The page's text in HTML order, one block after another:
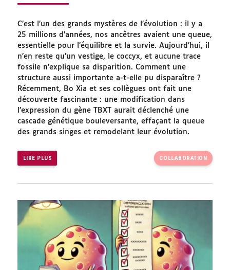
C’est l’un des grands mystères de l’évolution : il y a
25 millions d’années, nos ancêtres avaient une queue,
essentielle pour l’équilibre et la survie. Aujourd’hui, il
n’en reste qu’un vestige, le coccyx, et aucune trace
fossile n’explique sa disparition. Comment une
structure aussi importante a-t-elle pu disparaître ?
Récemment, Bo Xia et ses collègues ont fait une
découverte fascinante : une modification dans
l’expression du gène TBXT aurait déclenché une
cascade génétique bouleversante, effaçant la queue
des grands singes et remodelant leur évolution.
LIRE PLUS COLLABORATION